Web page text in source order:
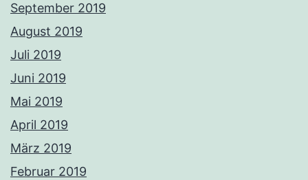
September 2019
August 2019
Juli 2019
Juni 2019
Mai 2019
April 2019
März 2019
Februar 2019